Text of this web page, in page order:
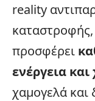
reality
καταστροφής,
προσφέρει
ενέργεια
χαμογελά και